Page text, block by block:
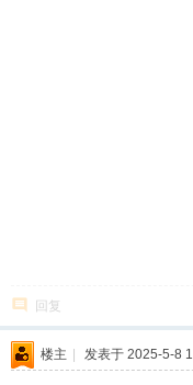
回复
楼主 | 发表于 2025-5-8